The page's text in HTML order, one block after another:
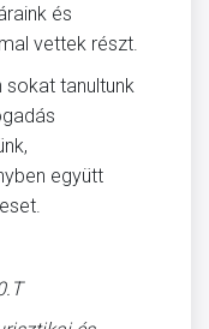
és
vettek részt.
tanultunk
együtt